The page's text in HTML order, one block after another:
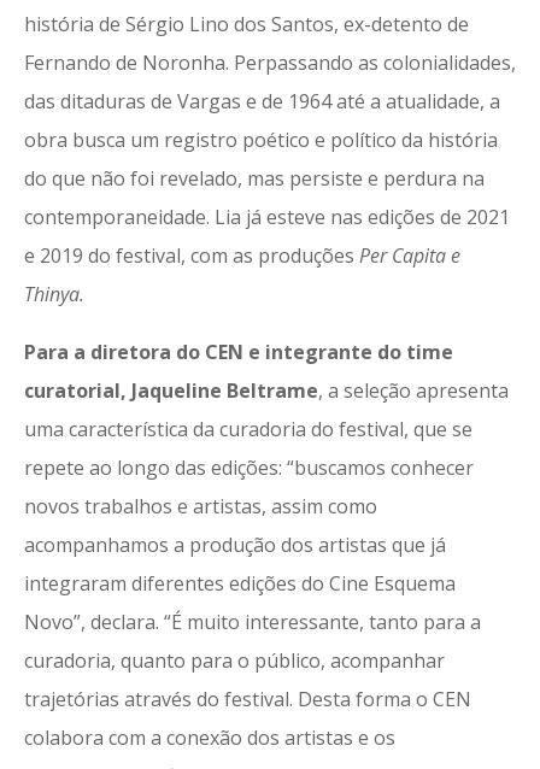
história de Sérgio Lino dos Santos, ex-detento de
Fernando de Noronha. Perpassando as colonialidades,
das ditaduras de Vargas e de 1964 até a atualidade, a
obra busca um registro poético e político da história
do que não foi revelado, mas persiste e perdura na
contemporaneidade. Lia já esteve nas edições de 2021
e 2019 do festival, com as produções Per Capita e
Thinya.
Para a diretora do CEN e integrante do time
curatorial, Jaqueline Beltrame, a seleção apresenta
uma característica da curadoria do festival, que se
repete ao longo das edições: “buscamos conhecer
novos trabalhos e artistas, assim como
acompanhamos a produção dos artistas que já
integraram diferentes edições do Cine Esquema
Novo”, declara. “É muito interessante, tanto para a
curadoria, quanto para o público, acompanhar
trajetórias através do festival. Desta forma o CEN
colabora com a conexão dos artistas e os